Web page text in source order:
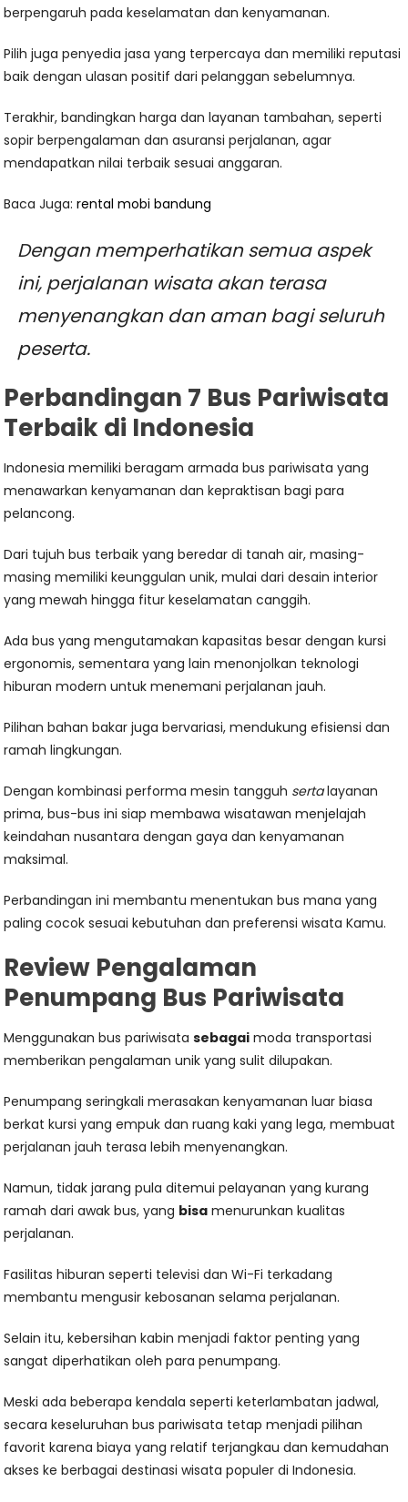
berpengaruh pada keselamatan dan kenyamanan.
Pilih juga penyedia jasa yang terpercaya dan memiliki reputasi
baik dengan ulasan positif dari pelanggan sebelumnya.
Terakhir, bandingkan harga dan layanan tambahan, seperti
sopir berpengalaman dan asuransi perjalanan, agar
mendapatkan nilai terbaik sesuai anggaran.
Baca Juga:rental mobi bandung
Dengan memperhatikan semua aspek
ini, perjalanan wisata akan terasa
menyenangkan dan aman bagi seluruh
peserta.
Perbandingan 7 Bus Pariwisata
Terbaik di Indonesia
Indonesia memiliki beragam armada bus pariwisata yang
menawarkan kenyamanan dan kepraktisan bagi para
pelancong.
Dari tujuh bus terbaik yang beredar di tanah air, masing-
masing memiliki keunggulan unik, mulai dari desain interior
yang mewah hingga fitur keselamatan canggih.
Ada bus yang mengutamakan kapasitas besar dengan kursi
ergonomis, sementara yang lain menonjolkan teknologi
hiburan modern untuk menemani perjalanan jauh.
Pilihan bahan bakar juga bervariasi, mendukung efisiensi dan
ramah lingkungan.
Dengan kombinasi performa mesin tangguh sertalayanan
prima, bus-bus ini siap membawa wisatawan menjelajah
keindahan nusantara dengan gaya dan kenyamanan
maksimal.
Perbandingan ini membantu menentukan bus mana yang
paling cocok sesuai kebutuhan dan preferensi wisata Kamu.
Review Pengalaman
Penumpang Bus Pariwisata
Menggunakan bus pariwisatasebagai moda transportasi
memberikan pengalaman unik yang sulit dilupakan.
Penumpang seringkali merasakan kenyamanan luar biasa
berkat kursi yang empuk dan ruang kaki yang lega, membuat
perjalanan jauh terasa lebih menyenangkan.
Namun, tidak jarang pula ditemui pelayanan yang kurang
ramah dari awak bus, yang bisa menurunkan kualitas
perjalanan.
Fasilitas hiburan seperti televisi dan Wi-Fi terkadang
membantu mengusir kebosanan selama perjalanan.
Selain itu, kebersihan kabin menjadi faktor penting yang
sangat diperhatikan oleh para penumpang.
Meski ada beberapa kendala seperti keterlambatan jadwal,
secara keseluruhan bus pariwisata tetap menjadi pilihan
favorit karena biaya yang relatif terjangkau dan kemudahan
akses ke berbagai destinasi wisata populer di Indonesia.